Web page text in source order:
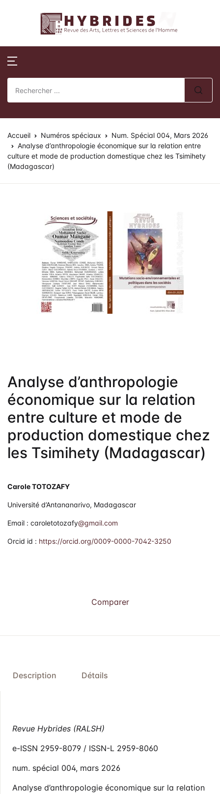
Revue Hybrides
Accueil
Publications
Numéros
Actes de
Revue Hybrides
Revue
Sur la révue
Comité
Politique
Politique de
Publication
Malpractice
Actualités
Compte
Se souvenir de Mot de passe
Accueil Numéros spéciaux
Num. Spécial 004, Mars 2026
Analyse d’anthropologie économique sur la relation entre
culture et mode de production domestique chez les Tsimihety
(Madagascar)
Analyse d’anthropologie
économique sur la relation
entre culture et mode de
production domestique chez
les Tsimihety (Madagascar)
Carole TOTOZAFY
Université d’Antananarivo, Madagascar
Email : caroletotozafy@gmail.com
Orcid id : https://orcid.org/0009-0000-7042-3250
Comparer
Description Détails
Revue Hybrides (RALSH)
e-ISSN 2959-8079 / ISSN-L 2959-8060
num. spécial 004, mars 2026
Analyse d’anthropologie économique sur la relation